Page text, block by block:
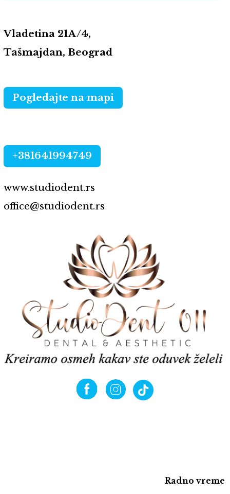
Vladetina 21A/4,
Tašmajdan, Beograd
Pogledajte na mapi
+381641994749
www.studiodent.rs
office@studiodent.rs
Radno vreme